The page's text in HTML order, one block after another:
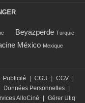
Beyazperde Turquie
México Mexique
Publicité CGU CGV
Données Personnelles
AlloCiné Gérer Utiq